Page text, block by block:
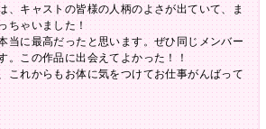
、キャストの皆様の人柄のよさが出ていて、ま
ちゃいました！
当に最高だったと思います。ぜひ同じメンバー
。この作品に出会えてよかった！！
これからもお体に気をつけてお仕事がんばって